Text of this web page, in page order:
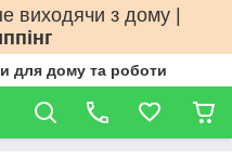
виходячи з дому |
для дому та роботи